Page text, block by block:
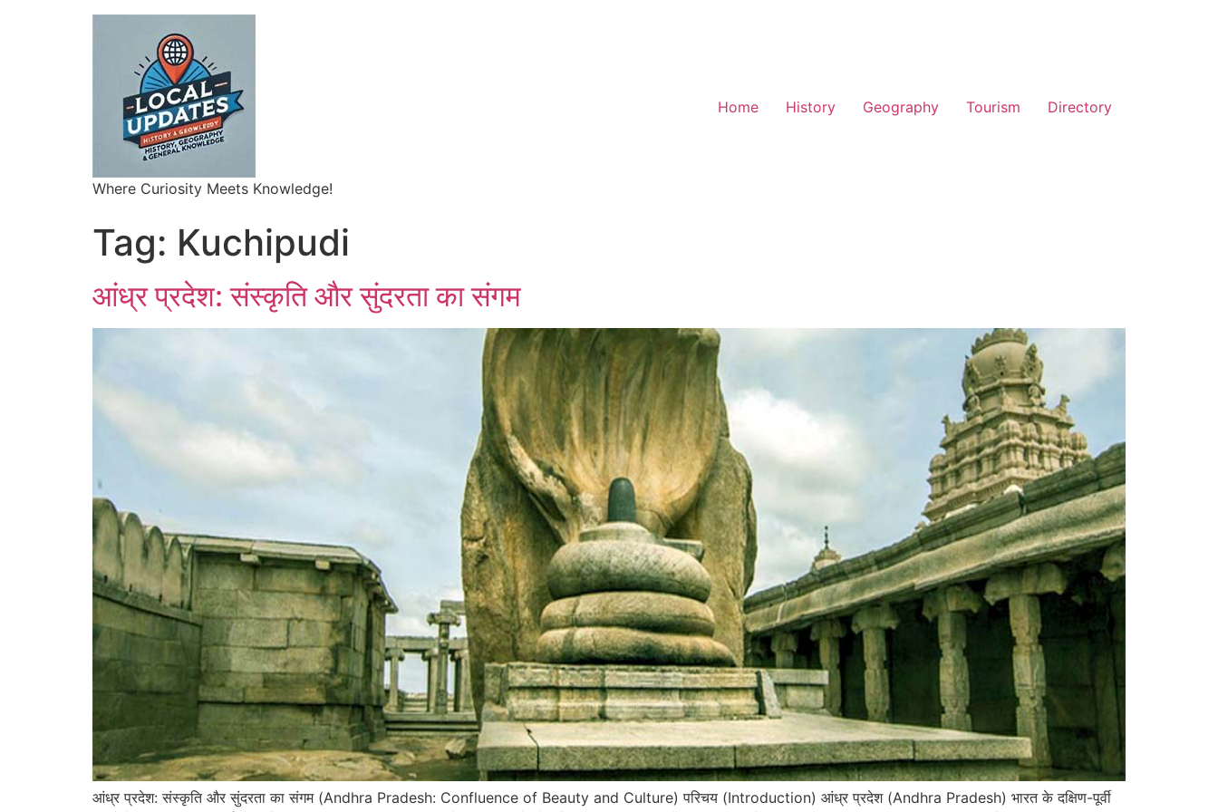
Where Curiosity Meets Knowledge!
Home History Geography Tourism Directory
Tag: Kuchipudi
आंध्र प्रदेश: संस्कृति और सुंदरता का संगम
आंध्र प्रदेश: संस्कृति और सुंदरता का संगम (Andhra Pradesh: Confluence of Beauty and Culture) परिचय (Introduction) आंध्र प्रदेश (Andhra Pradesh) भारत के दक्षिण-पूर्वी